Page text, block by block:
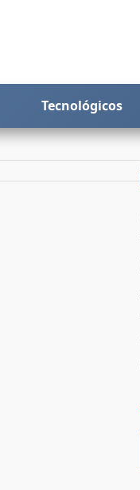
Tecnológicos